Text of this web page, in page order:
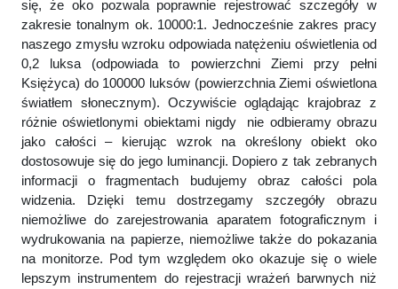
się, że oko pozwala poprawnie rejestrować szczegóły w
zakresie tonalnym ok. 10000:1. Jednocześnie zakres pracy
naszego zmysłu wzroku odpowiada natężeniu oświetlenia od
0,2 luksa (odpowiada to powierzchni Ziemi przy pełni
Księżyca) do 100000 luksów (powierzchnia Ziemi oświetlona
światłem słonecznym). Oczywiście oglądając krajobraz z
różnie oświetlonymi obiektami nigdy nie odbieramy obrazu
jako całości – kierując wzrok na określony obiekt oko
dostosowuje się do jego luminancji. Dopiero z tak zebranych
informacji o fragmentach budujemy obraz całości pola
widzenia. Dzięki temu dostrzegamy szczegóły obrazu
niemożliwe do zarejestrowania aparatem fotograficznym i
wydrukowania na papierze, niemożliwe także do pokazania
na monitorze. Pod tym względem oko okazuje się o wiele
lepszym instrumentem do rejestracji wrażeń barwnych niż